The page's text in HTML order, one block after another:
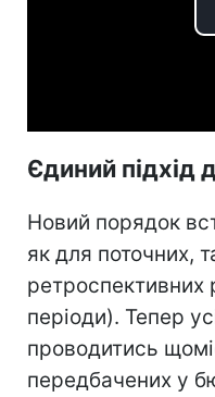
Єдиний підхід
Новий порядок
як для поточних,
ретроспективних
періоди). Тепер
проводитись
передбачених у